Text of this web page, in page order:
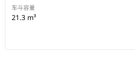
车斗容量
21.3 m³